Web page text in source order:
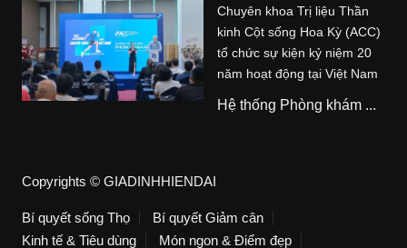
Chuyên khoa Trị liệu Thần
kinh Cột sống Hoa Kỳ (ACC)
tổ chức sự kiện kỷ niệm 20
năm hoạt động tại Việt Nam
Hệ thống Phòng khám ...
Copyrights © GIADINHHIENDAI
Bí quyết sống Thọ
Bí quyết Giảm cân
Kinh tế & Tiêu dùng
Món ngon & Điểm đẹp